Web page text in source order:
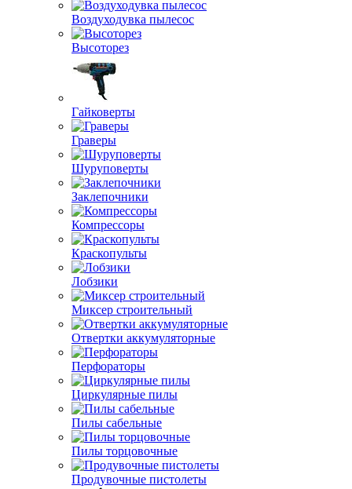
Воздуходувка пылесос
Высоторез
Гайковерты
Граверы
Шуруповерты
Заклепочники
Компрессоры
Краскопульты
Лобзики
Миксер строительный
Отвертки аккумуляторные
Перфораторы
Циркулярные пилы
Пилы сабельные
Пилы торцовочные
Продувочные пистолеты